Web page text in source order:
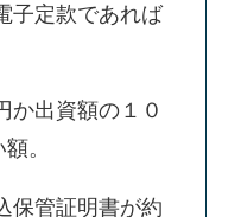
子定款であれば
出資額の１０
。
保管証明書が約